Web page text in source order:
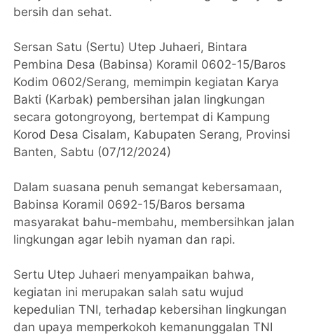
bersih dan sehat.
Sersan Satu (Sertu) Utep Juhaeri, Bintara
Pembina Desa (Babinsa) Koramil 0602-15/Baros
Kodim 0602/Serang, memimpin kegiatan Karya
Bakti (Karbak) pembersihan jalan lingkungan
secara gotongroyong, bertempat di Kampung
Korod Desa Cisalam, Kabupaten Serang, Provinsi
Banten, Sabtu (07/12/2024)
Dalam suasana penuh semangat kebersamaan,
Babinsa Koramil 0692-15/Baros bersama
masyarakat bahu-membahu, membersihkan jalan
lingkungan agar lebih nyaman dan rapi.
Sertu Utep Juhaeri menyampaikan bahwa,
kegiatan ini merupakan salah satu wujud
kepedulian TNI, terhadap kebersihan lingkungan
dan upaya memperkokoh kemanunggalan TNI